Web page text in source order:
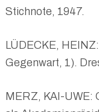
Stichnote, 1947.
LÜDECKE,
Gegenwart, 1).
MERZ, KAI-UWE: